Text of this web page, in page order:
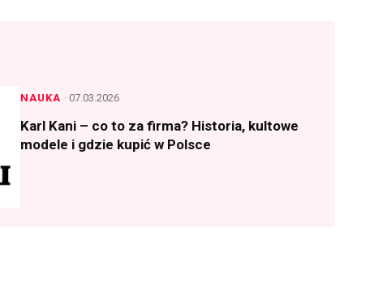
NAUKA · 07.03.2026
Karl Kani – co to za firma? Historia, kultowe
modele i gdzie kupić w Polsce